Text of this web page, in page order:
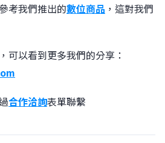
考我們推出的數位商品 ，這對我們
可以看到更多我們的分享：
合作洽詢表單聯繫